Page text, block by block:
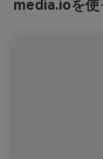
media.ioを使